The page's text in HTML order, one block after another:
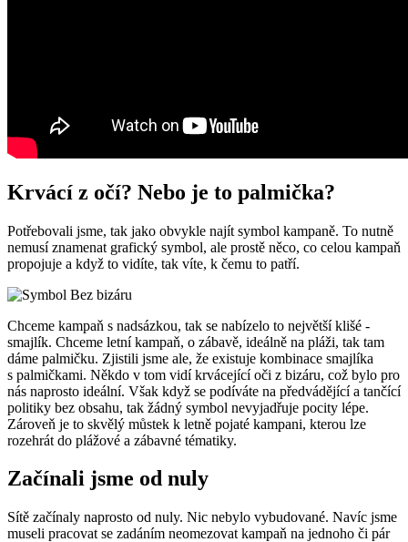
Krvácí z očí? Nebo je to palmička?
Potřebovali jsme, tak jako obvykle najít symbol kampaně. To nutně
nemusí znamenat grafický symbol, ale prostě něco, co celou kampaň
propojuje a když to vidíte, tak víte, k čemu to patří.
Chceme kampaň s nadsázkou, tak se nabízelo to největší klišé -
smajlík. Chceme letní kampaň, o zábavě, ideálně na pláži, tak tam
dáme palmičku. Zjistili jsme ale, že existuje kombinace smajlíka
s palmičkami. Někdo v tom vidí krvácející oči z bizáru, což bylo pro
nás naprosto ideální. Však když se podíváte na předvádějící a tančící
politiky bez obsahu, tak žádný symbol nevyjadřuje pocity lépe.
Zároveň je to skvělý můstek k letně pojaté kampani, kterou lze
rozehrát do plážové a zábavné tématiky.
Začínali jsme od nuly
Sítě začínaly naprosto od nuly. Nic nebylo vybudované. Navíc jsme
museli pracovat se zadáním neomezovat kampaň na jednoho či pár